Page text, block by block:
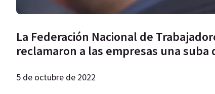
La Federación Nacional de
reclamaron a las empresas una
5 de octubre de 2022